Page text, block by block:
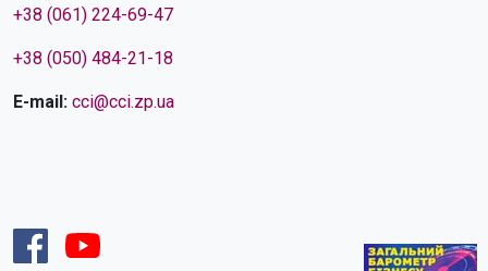
+38 (061) 224-69-47
+38 (050) 484-21-18
E-mail: cci@cci.zp.ua